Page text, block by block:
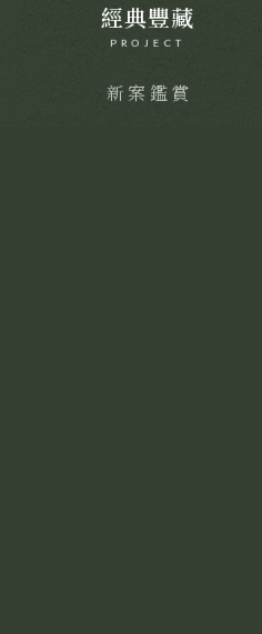
經典豐藏
PROJECT
新案鑑賞